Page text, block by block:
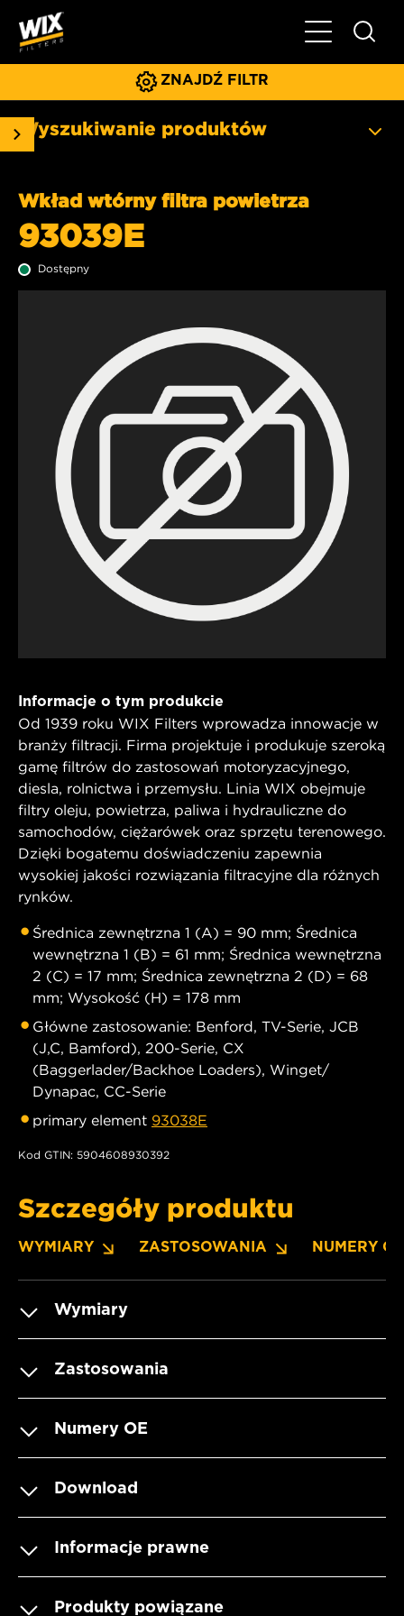
Pokaż/ukryj
ZNAJDŹ FILTR
Wyszukiwanie produktów
Wkład wtórny filtra powietrza
93039E
Dostępny
Informacje o tym produkcie
Od 1939 roku WIX Filters wprowadza innowacje w
branży filtracji. Firma projektuje i produkuje szeroką
gamę filtrów do zastosowań motoryzacyjnego,
diesla, rolnictwa i przemysłu. Linia WIX obejmuje
filtry oleju, powietrza, paliwa i hydrauliczne do
samochodów, ciężarówek oraz sprzętu terenowego.
Dzięki bogatemu doświadczeniu zapewnia
wysokiej jakości rozwiązania filtracyjne dla różnych
rynków.
Średnica zewnętrzna 1 (A) = 90 mm; Średnica
wewnętrzna 1 (B) = 61 mm; Średnica wewnętrzna
2 (C) = 17 mm; Średnica zewnętrzna 2 (D) = 68
mm; Wysokość (H) = 178 mm
Główne zastosowanie: Benford, TV-Serie, JCB
(J,C, Bamford), 200-Serie, CX
(Baggerlader/Backhoe Loaders), Winget/
Dynapac, CC-Serie
primary element 93038E
Kod GTIN: 5904608930392
Szczegóły produktu
WYMIARY ZASTOSOWANIA NUMERY OE
Wymiary
Zastosowania
Numery OE
Download
Informacje prawne
Produkty powiązane